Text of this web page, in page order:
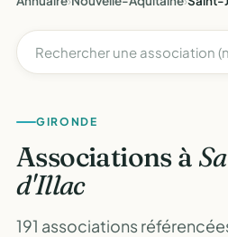
GIRONDE
Associations à
d'Illac
191 associations